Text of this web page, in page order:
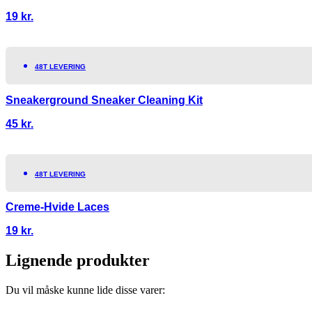
19 kr.
48T LEVERING
Sneakerground Sneaker Cleaning Kit
45 kr.
48T LEVERING
Creme-Hvide Laces
19 kr.
Lignende produkter
Du vil måske kunne lide disse varer: